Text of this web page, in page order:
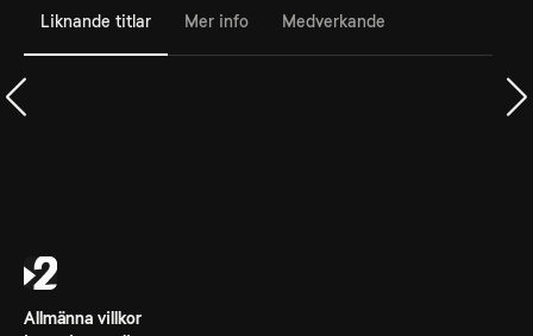
Liknande titlar Mer info Medverkande
Allmänna villkor